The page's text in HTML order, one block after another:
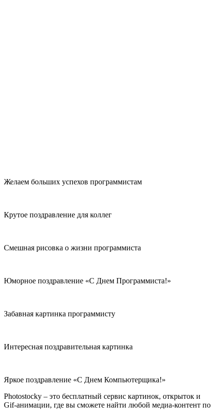
Желаем больших успехов программистам
Крутое поздравление для коллег
Смешная рисовка о жизни программиста
Юморное поздравление «С Днем Программиста!»
Забавная картинка программисту
Интересная поздравительная картинка
Яркое поздравление «С Днем Компьютерщика!»
Photostocky – это бесплатный сервис картинок, открыток и
Gif-анимации, где вы сможете найти любой медиа-контент по